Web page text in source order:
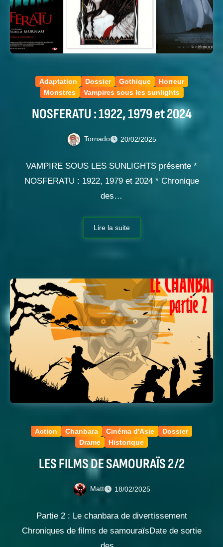
Adaptation Dossier Gothique
Horreur
Monstres
Vampires sous les sunlights
NOSFERATU : 1922, 1979 et 2024
Tornado 20/02/2025
VAMPIRE SOUS LES SUNLIGHTS présente *
NOSFERATU : 1922, 1979 et 2024 * Chronique
des…
Lire la suite
Action Chanbara Cinéma d'Asie
Dossier
Drame
Historique
LES FILMS DE SAMOURAÏS 2/2
Matt 18/02/2025
Partie 2 : Le chanbara de divertissement
Chroniques de films de samouraïsDate de sortie